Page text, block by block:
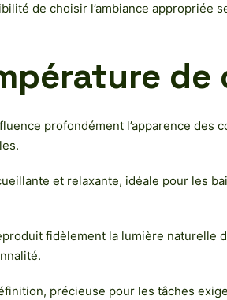
de choisir l’ambiance appropriée
de
profondément l’apparence des
et relaxante, idéale pour les
fidèlement la lumière naturelle
précieuse pour les tâches